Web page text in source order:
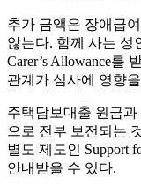
추가 금액은 장애급
않는다. 함께 사는 성
Carer’s Allowance를
관계가 심사에 영향
주택담보대출 원금
으로 전부 보전되는
별도 제도인 Support
안내받을 수 있다.